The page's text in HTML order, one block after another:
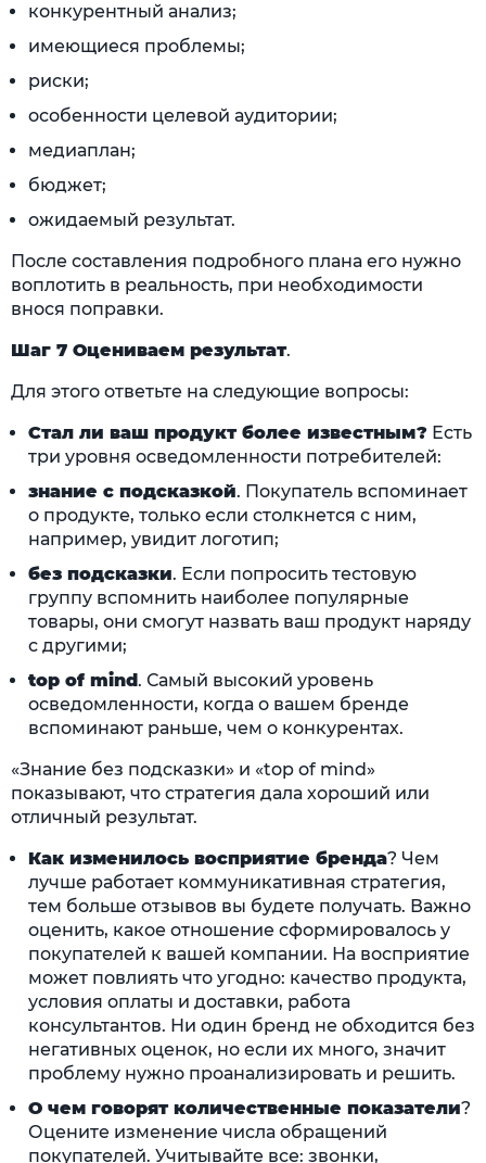
конкурентный анализ;
имеющиеся проблемы;
риски;
особенности целевой аудитории;
медиаплан;
бюджет;
ожидаемый результат.
После составления подробного плана его нужно
воплотить в реальность, при необходимости
внося поправки.
Шаг 7 Оцениваем результат.
Для этого ответьте на следующие вопросы:
Стал ли ваш продукт более известным? Есть
три уровня осведомленности потребителей:
знание с подсказкой. Покупатель вспоминает
о продукте, только если столкнется с ним,
например, увидит логотип;
без подсказки. Если попросить тестовую
группу вспомнить наиболее популярные
товары, они смогут назвать ваш продукт наряду
с другими;
top of mind . Самый высокий уровень
осведомленности, когда о вашем бренде
вспоминают раньше, чем о конкурентах.
«Знание без подсказки» и «top of mind»
показывают, что стратегия дала хороший или
отличный результат.
Как изменилось восприятие бренда? Чем
лучше работает коммуникативная стратегия,
тем больше отзывов вы будете получать. Важно
оценить, какое отношение сформировалось у
покупателей к вашей компании. На восприятие
может повлиять что угодно: качество продукта,
условия оплаты и доставки, работа
консультантов. Ни один бренд не обходится без
негативных оценок, но если их много, значит
проблему нужно проанализировать и решить.
О чем говорят количественные показатели?
Оцените изменение числа обращений
покупателей. Учитывайте все: звонки,